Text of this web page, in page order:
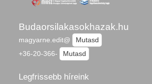
Budaorsilakasokhazak.hu
magyarne.edit@
Mutasd
+36-20-366-
Mutasd
Legfrissebb híreink